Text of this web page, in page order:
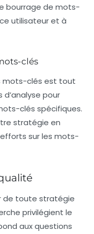
bourrage de mots-
utilisateur et à
clés
mots-clés est tout
pour
clés spécifiques.
stratégie en
sur les mots-
de toute stratégie
privilégient le
aux questions